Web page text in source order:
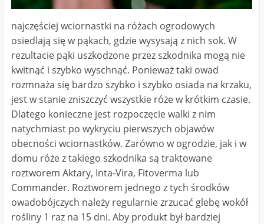
najczęściej wciornastki na różach ogrodowych
osiedlają się w pąkach, gdzie wysysają z nich sok. W
rezultacie pąki uszkodzone przez szkodnika mogą nie
kwitnąć i szybko wyschnąć. Ponieważ taki owad
rozmnaża się bardzo szybko i szybko osiada na krzaku,
jest w stanie zniszczyć wszystkie róże w krótkim czasie.
Dlatego konieczne jest rozpoczęcie walki z nim
natychmiast po wykryciu pierwszych objawów
obecności wciornastków. Zarówno w ogrodzie, jak i w
domu róże z takiego szkodnika są traktowane
roztworem Aktary, Inta-Vira, Fitoverma lub
Commander. Roztworem jednego z tych środków
owadobójczych należy regularnie zrzucać glebę wokół
rośliny 1 raz na 15 dni. Aby produkt był bardziej